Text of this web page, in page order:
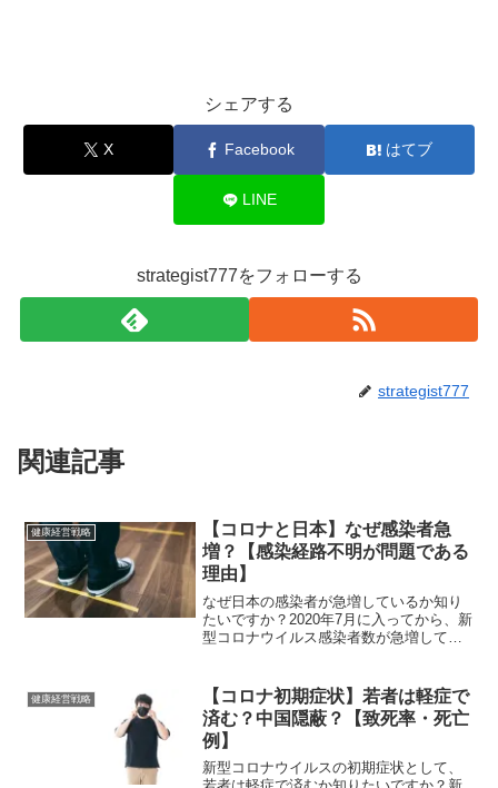
シェアする
X Facebook はてブ
LINE
strategist777をフォローする
strategist777
関連記事
健康経営戦略
【コロナと日本】なぜ感染者急
増？【感染経路不明が問題である
理由】
なぜ日本の感染者が急増しているか知り
たいですか？2020年7月に入ってから、新
型コロナウイルス感染者数が急増してい
事態に至っているのかを解説していきま
す。感染経路不明...
健康経営戦略
【コロナ初期症状】若者は軽症で
済む？中国隠蔽？【致死率・死亡
例】
新型コロナウイルスの初期症状として、